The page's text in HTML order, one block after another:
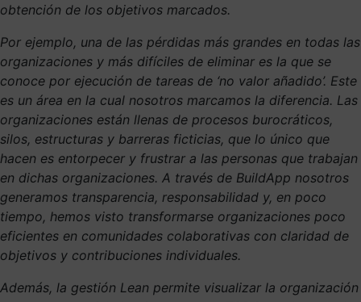
obtención de los objetivos marcados.
Por ejemplo, una de las pérdidas más grandes en todas las
organizaciones y más difíciles de eliminar es la que se
conoce por ejecución de tareas de ‘no valor añadido’. Este
es un área en la cual nosotros marcamos la diferencia. Las
organizaciones están llenas de procesos burocráticos,
silos, estructuras y barreras ficticias, que lo único que
hacen es entorpecer y frustrar a las personas que trabajan
en dichas organizaciones. A través de BuildApp nosotros
generamos transparencia, responsabilidad y, en poco
tiempo, hemos visto transformarse organizaciones poco
eficientes en comunidades colaborativas con claridad de
objetivos y contribuciones individuales.
Además, la gestión Lean permite visualizar la organización